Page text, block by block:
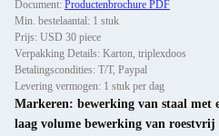
Document: Productenbrochure PDF
Min. bestelaantal: 1 stuk
Prijs: USD 30 piece
Verpakking Details: Karton, triplexdoos
Betalingscondities: T/T, Paypal
Levering vermogen: 1 stuk per dag
Markeren: bewerking van staal met
laag volume bewerking van roestvrij